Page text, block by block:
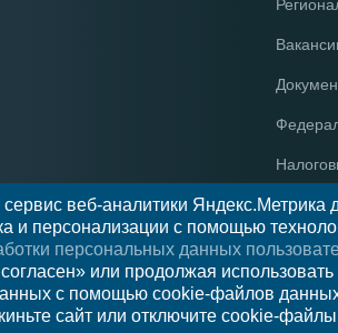
Новости
Отзывы
веб-аналитики Яндекс.Метрика
и персонализации с помощью
персональных данных
или продолжая
с помощью cookie-файлов
сайт или отключите cookie-